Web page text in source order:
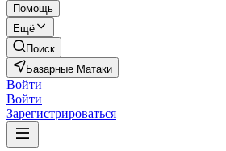
Помощь
Ещё
Поиск
Базарные Матаки
Войти
Войти
Зарегистрироваться